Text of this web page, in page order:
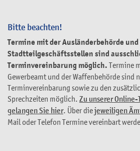
Bitte beachten!
Termine mit der Ausländerbehörde und
Stadtteilgeschäftsstellen sind
Terminvereinbarung möglich. Termine
Gewerbeamt und der Waffenbehörde sind
Terminvereinbarung sowie zu den
Sprechzeiten möglich. Zu unserer
gelangen Sie hier. Über diejeweiligen
Mail oder Telefon Termine vereinbart